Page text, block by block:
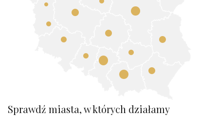
Sprawdź miasta, w których działamy